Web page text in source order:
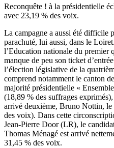
Reconquête ! à la présidentielle
avec 23,19 % des voix.
La campagne a aussi été difficile
parachuté, lui aussi, dans le Loiret.
l’Education nationale du premier
manque de peu son ticket d’entrée
l’élection législative de la
comprend notamment le canton
majorité présidentielle «
(18,89 % des suffrages
arrivé deuxième, Bruno Nottin,
des voix). Dans cette
Jean-Pierre Door (LR), le
Thomas Ménagé est arrivé
31,45 % des voix.